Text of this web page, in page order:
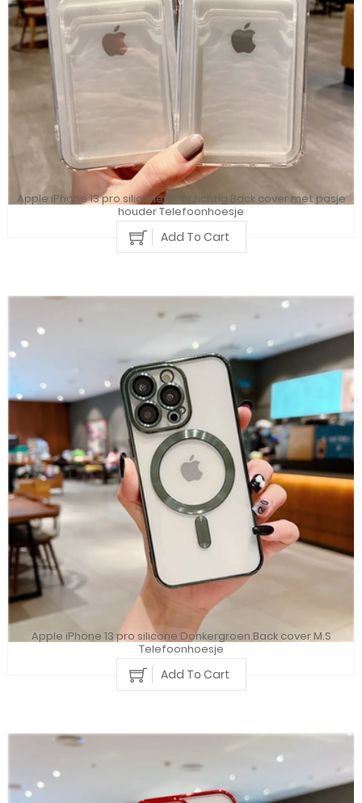
Apple iPhone 13 pro silicone Doorzichtig Back cover met pasje
houder Telefoonhoesje
Add To Cart
Apple iPhone 13 pro silicone Donkergroen Back cover M.S
Telefoonhoesje
Add To Cart